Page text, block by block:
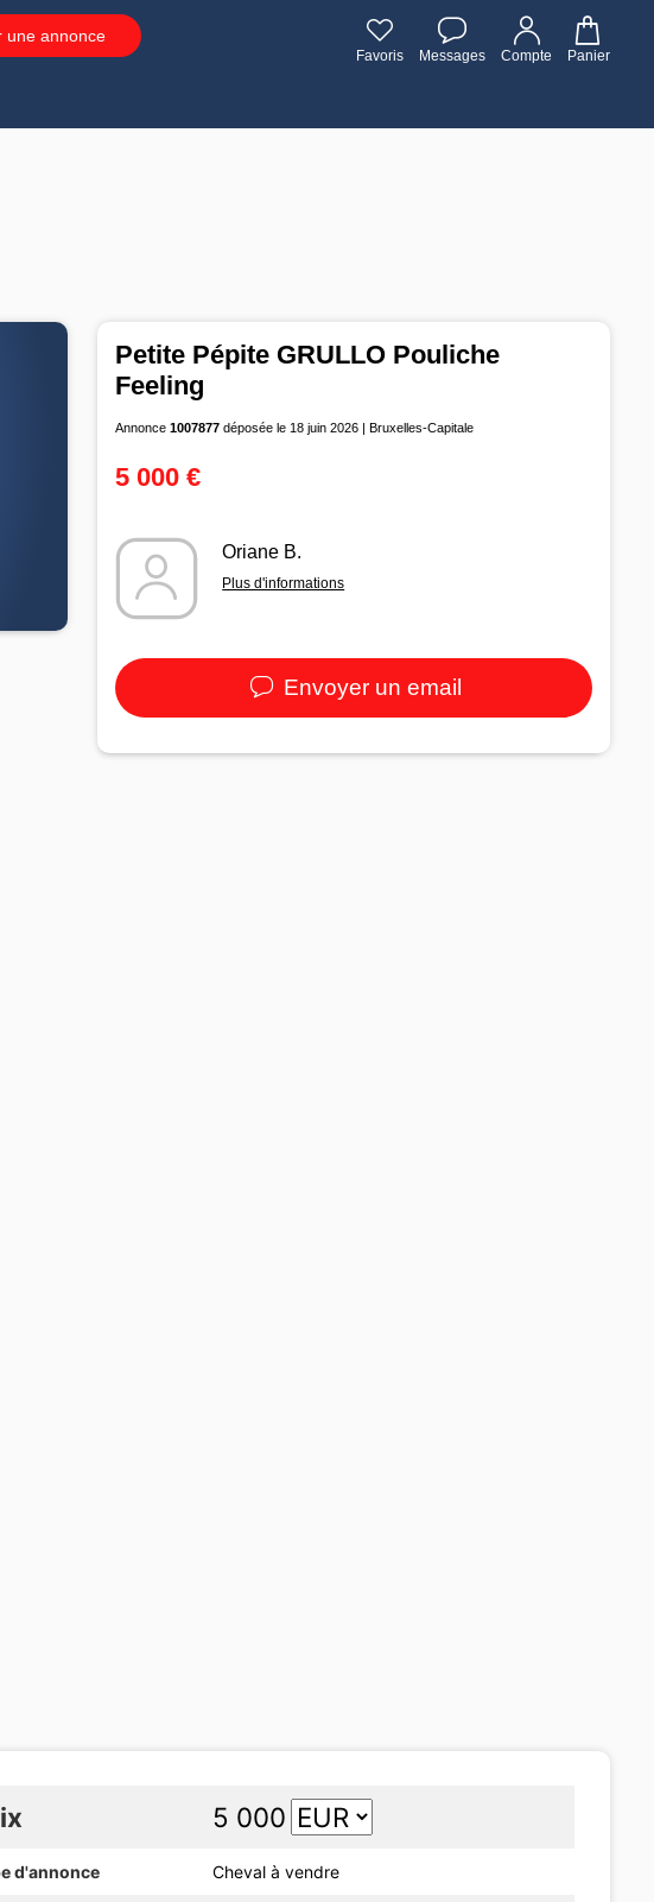
une annonce
Favoris Messages Compte Panier
Petite Pépite GRULLO Pouliche
Feeling
Annonce1007877 déposée le 18 juin 2026 | Bruxelles-Capitale
5 000 €
Oriane B.
Plus d'informations
Envoyer un email
5 000
d'annonce Cheval à vendre